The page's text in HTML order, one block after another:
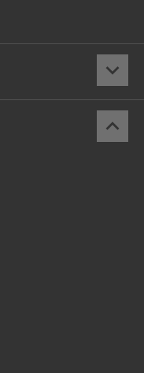
keyboard_arrow_down
keyboard_arrow_up